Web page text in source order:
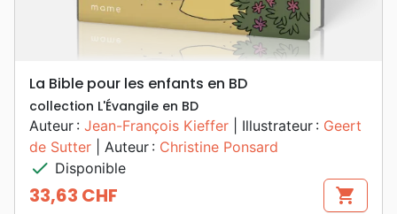
La Bible pour les enfants en BD
collection L'Évangile en BD
Auteur : Jean-François Kieffer | Illustrateur : Geert
de Sutter | Auteur : Christine Ponsard
check Disponible
Prix
33,63 CHF shopping_cart